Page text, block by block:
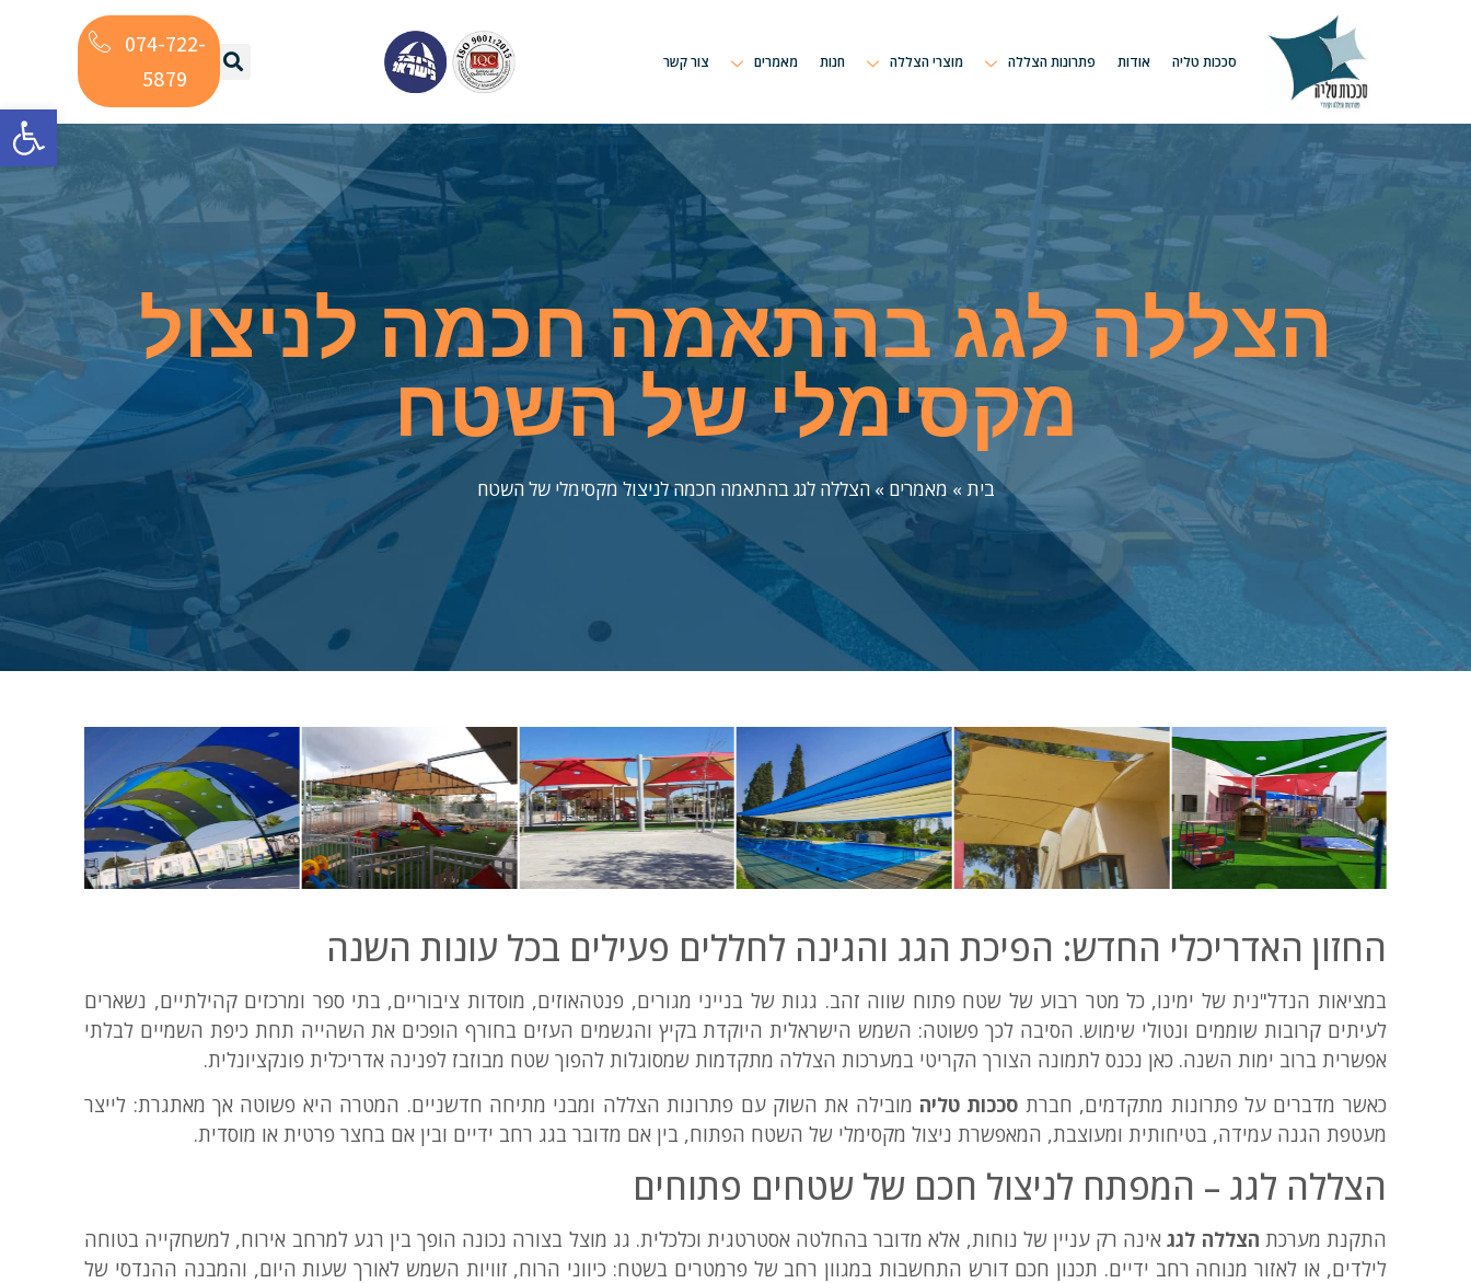
סככות טליה אודות פתרונות הצללה מוצרי הצללה חנות מאמרים צור קשר
074-722-
5879
הצללה לגג בהתאמה חכמה לניצול
מקסימלי של השטח
בית »מאמרים »הצללה לגג בהתאמה חכמה לניצול מקסימלי של השטח
החזון האדריכלי החדש: הפיכת הגג והגינה לחללים פעילים בכל עונות השנה
במציאות הנדל"נית של ימינו, כל מטר רבוע של שטח פתוח שווה זהב. גגות של בנייני מגורים, פנטהאוזים, מוסדות ציבוריים, בתי ספר ומרכזים קהילתיים, נשארים
לעיתים קרובות שוממים ונטולי שימוש. הסיבה לכך פשוטה: השמש הישראלית היוקדת בקיץ והגשמים העזים בחורף הופכים את השהייה תחת כיפת השמיים לבלתי
אפשרית ברוב ימות השנה. כאן נכנס לתמונה הצורך הקריטי במערכות הצללה מתקדמות שמסוגלות להפוך שטח מבוזבז לפנינה אדריכלית פונקציונלית.
כאשר מדברים על פתרונות מתקדמים, חברת סככות טליה מובילה את השוק עם פתרונות הצללה ומבני מתיחה חדשניים. המטרה היא פשוטה אך מאתגרת: לייצר
מעטפת הגנה עמידה, בטיחותית ומעוצבת, המאפשרת ניצול מקסימלי של השטח הפתוח, בין אם מדובר בגג רחב ידיים ובין אם בחצר פרטית או מוסדית.
הצללה לגג – המפתח לניצול חכם של שטחים פתוחים
התקנת מערכת הצללה לגגאינה רק עניין של נוחות, אלא מדובר בהחלטה אסטרטגית וכלכלית. גג מוצל בצורה נכונה הופך בין רגע למרחב אירוח, למשחקייה בטוחה
לילדים, או לאזור מנוחה רחב ידיים. תכנון חכם דורש התחשבות במגוון רחב של פרמטרים בשטח: כיווני הרוח, זוויות השמש לאורך שעות היום, והמבנה ההנדסי של